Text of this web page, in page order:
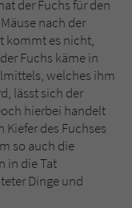
der Fuchs für den
nach der
kommt es nicht,
Fuchs käme in
welches ihm
lässt sich der
hierbei handelt
des Fuchses
so auch die
in die Tat
Dinge und